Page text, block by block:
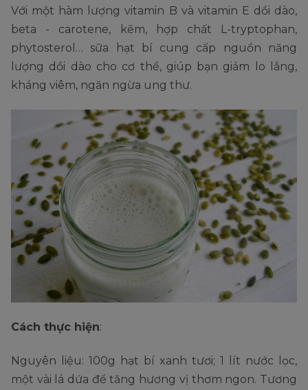
Với một hàm lượng vitamin B và vitamin E dồi dào,
beta - carotene, kẽm, hợp chất L-tryptophan,
phytosterol… sữa hạt bí cung cấp nguồn năng
lượng dồi dào cho cơ thể, giúp bạn giảm lo lắng,
kháng viêm, ngăn ngừa ung thư.
Cách thực hiện:
Nguyên liệu: 100g hạt bí xanh tươi; 1 lít nước lọc,
một vài lá dứa để tăng hương vị thơm ngon. Tương